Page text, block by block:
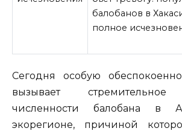
балобанов в
полное
Сегодня особую
вызывает стремительное
численности балобана в
экорегионе, причиной